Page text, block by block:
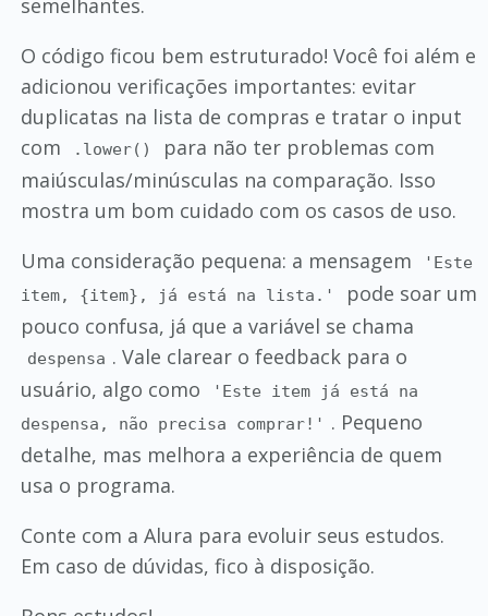
semelhantes.
O código ficou bem estruturado! Você foi além e
adicionou verificações importantes: evitar
duplicatas na lista de compras e tratar o input
com
.lower()
para não ter problemas com
maiúsculas/minúsculas na comparação. Isso
mostra um bom cuidado com os casos de uso.
Uma consideração pequena: a mensagem
'Este
item, {item}, já está na lista.'
pode soar um
pouco confusa, já que a variável se chama
despensa . Vale clarear o feedback para o
usuário, algo como
'Este item já está na
despensa, não precisa comprar!' . Pequeno
detalhe, mas melhora a experiência de quem
usa o programa.
Conte com a Alura para evoluir seus estudos.
Em caso de dúvidas, fico à disposição.